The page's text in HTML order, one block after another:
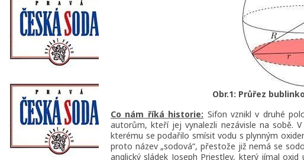
Obr.1: Průřez
Co nám říká historie: Sifon vznikl v druhé
autorům, kteří jej vynalezli nezávisle na sobě.
kterému se podařilo smísit vodu s plynným
proto název „sodová“, přestože již nemá se
anglický sládek Joseph Priestley, který jímal